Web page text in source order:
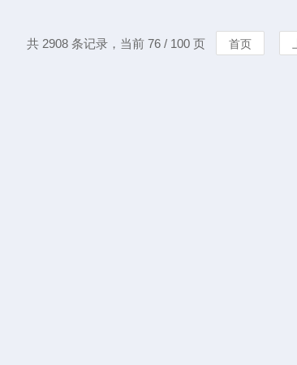
共 2908 条记录，当前 76 / 100 页 首页